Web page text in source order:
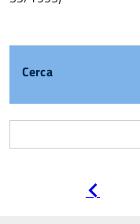
Cerca